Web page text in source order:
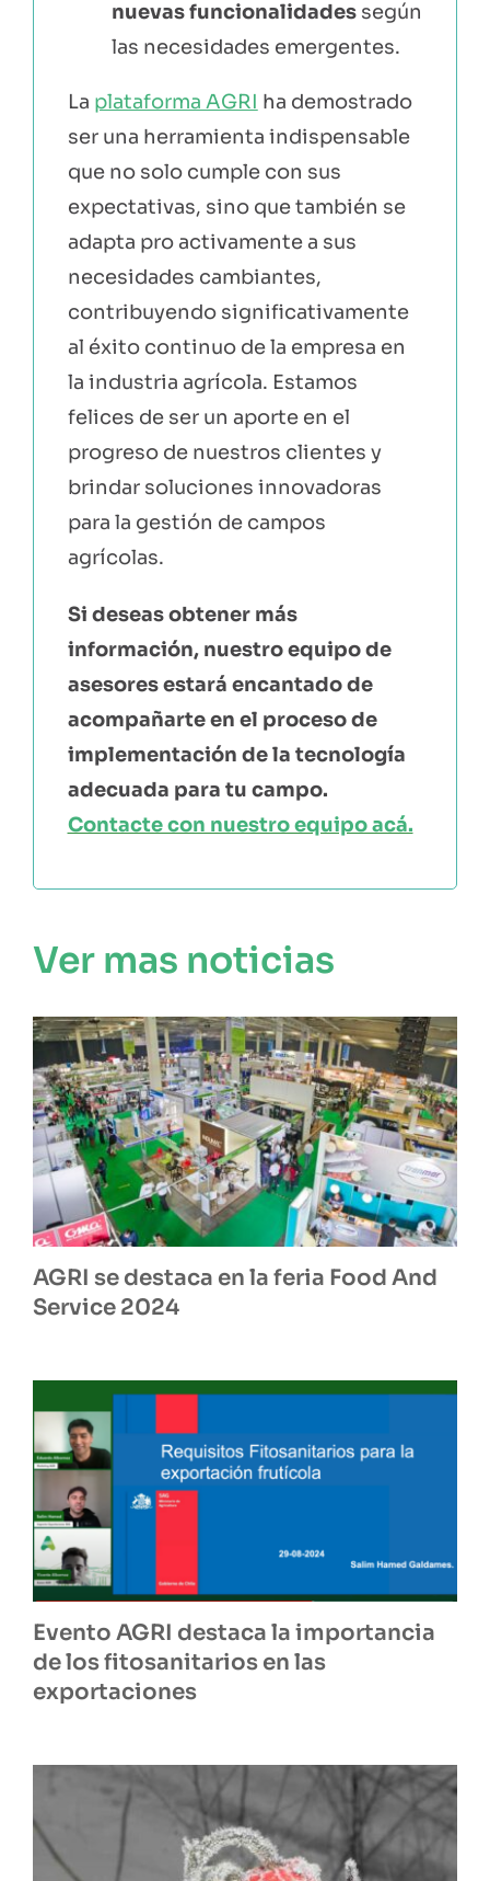
nuevas funcionalidadessegún
las necesidades emergentes.
La plataforma AGRI ha demostrado
ser una herramienta indispensable
que no solo cumple con sus
expectativas, sino que también se
adapta pro activamente a sus
necesidades cambiantes,
contribuyendo significativamente
al éxito continuo de la empresa en
la industria agrícola. Estamos
felices de ser un aporte en el
progreso de nuestros clientes y
brindar soluciones innovadoras
para la gestión de campos
agrícolas.
Si deseas obtener más
información, nuestro equipo de
asesores estará encantado de
acompañarte en el proceso de
implementación de la tecnología
adecuada para tu campo.
Contacte con nuestro equipo acá.
Ver mas noticias
AGRI se destaca en la feria Food And
Service 2024
Evento AGRI destaca la importancia
de los fitosanitarios en las
exportaciones